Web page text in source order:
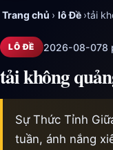
Trang chủ › lô Đề ›tải
LÔ ĐỀ 2026-08-078
tải không
Sự Thức Tỉnh
tuần, ánh nắng